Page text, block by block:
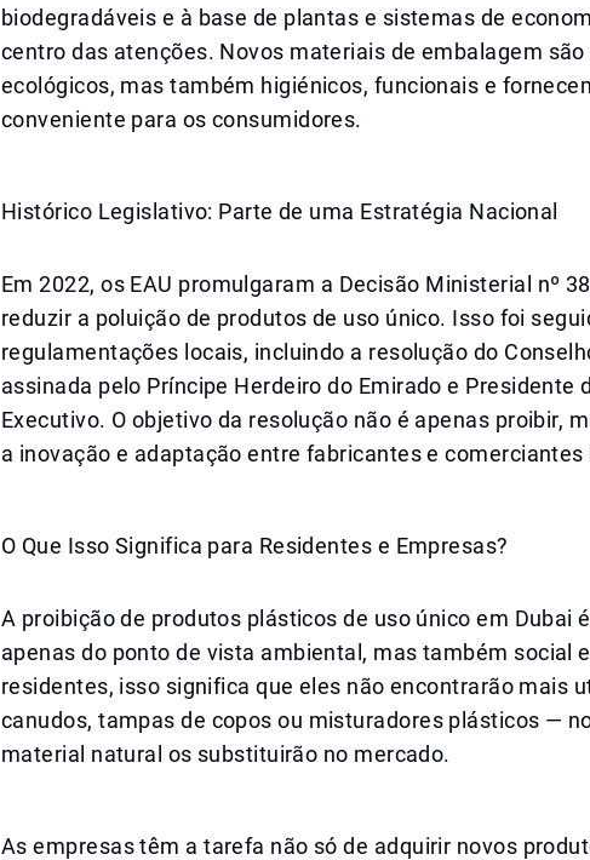
biodegradáveis e à base de plantas e sistemas de
centro das atenções. Novos materiais de embalagem
ecológicos, mas também higiénicos, funcionais e
conveniente para os consumidores.
Histórico Legislativo: Parte de uma Estratégia Nacional
Em 2022, os EAU promulgaram a Decisão Ministerial nº
reduzir a poluição de produtos de uso único. Isso foi
regulamentações locais, incluindo a resolução do
assinada pelo Príncipe Herdeiro do Emirado e Presidente
Executivo. O objetivo da resolução não é apenas proibir,
a inovação e adaptação entre fabricantes e comerciantes
O Que Isso Significa para Residentes e Empresas?
A proibição de produtos plásticos de uso único em Dubai
apenas do ponto de vista ambiental, mas também social
residentes, isso significa que eles não encontrarão mais
canudos, tampas de copos ou misturadores plásticos —
material natural os substituirão no mercado.
As empresas têm a tarefa não só de adquirir novos